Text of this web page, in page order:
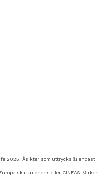
2025. Åsikter som uttrycks är endast
unionens eller CINEAS. Varken